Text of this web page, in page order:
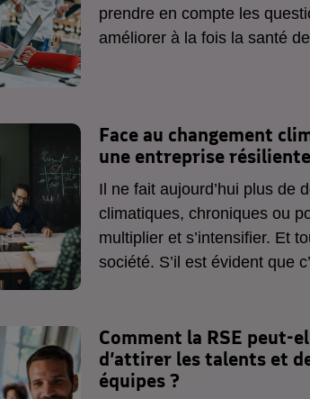
prendre en compte les
améliorer à la fois la santé
en cours.
Face au changement
une entreprise résiliente
Il ne fait aujourd’hui plus de
climatiques, chroniques ou
multiplier et s’intensifier. Et
société. S’il est évident que
indirectes représente un
entreprises. L’anticipation
clés pour limiter votre
Comment la RSE peut-
d’attirer les talents et
équipes ?